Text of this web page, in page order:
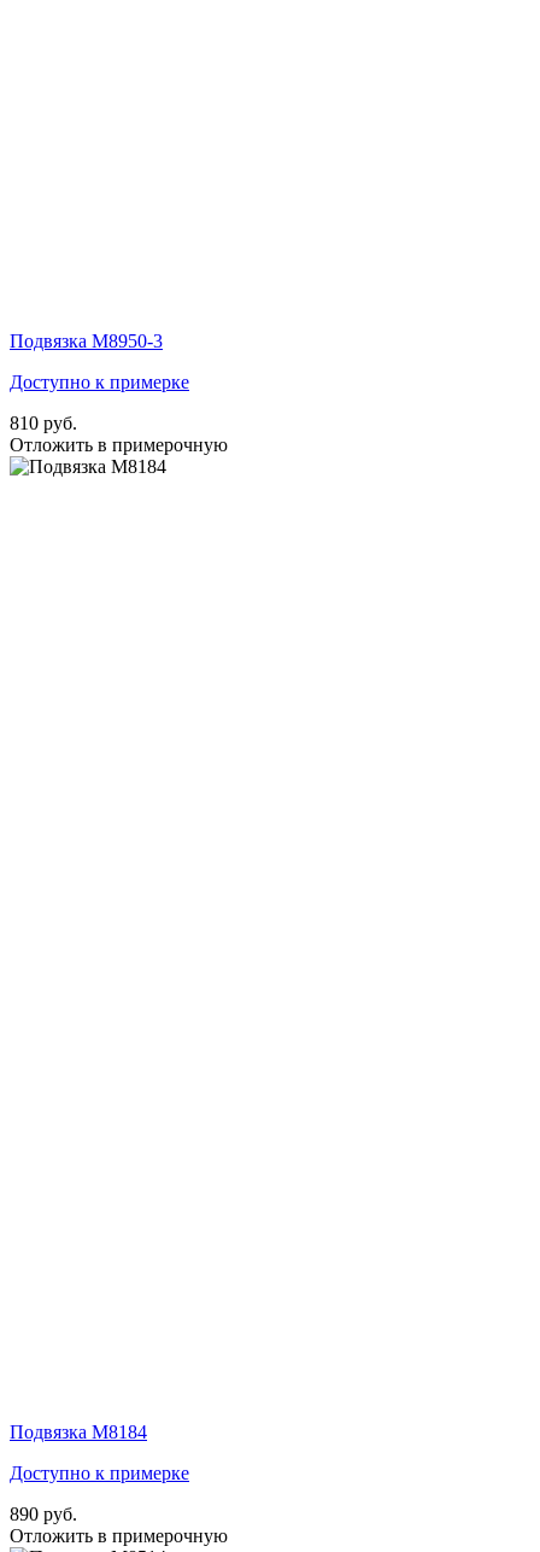
Подвязка М8950-3
Доступно к примерке
810 руб.
Отложить в примерочную
Подвязка M8184
Доступно к примерке
890 руб.
Отложить в примерочную